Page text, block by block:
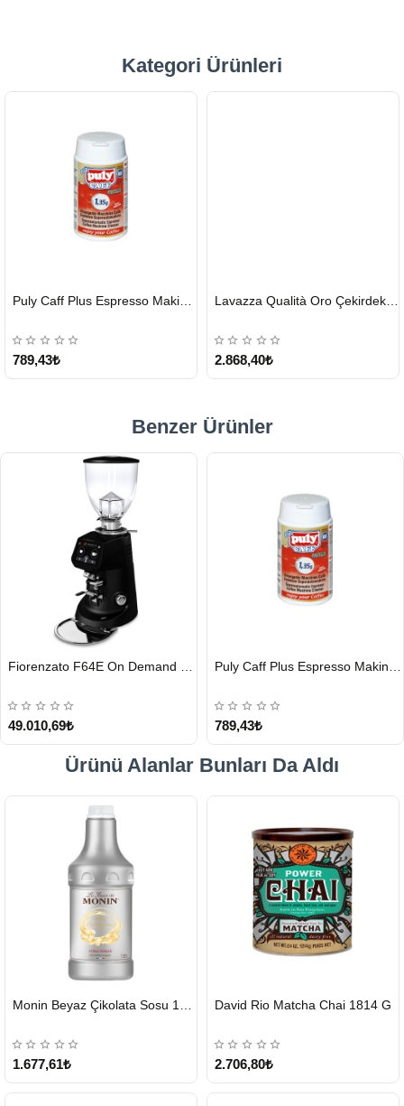
Kategori Ürünleri
GÖNDERİ
789,43₺
GÖNDERİ
2.868,40₺
Benzer Ürünler
GÖNDERİ
49.010,69₺
GÖNDERİ
789,43₺
Ürünü Alanlar Bunları Da Aldı
GÖNDERİ
1.677,61₺
GÖNDERİ
David Rio Matcha Chai 1814 G
2.706,80₺